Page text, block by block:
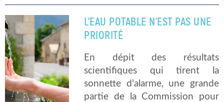
L’EAU POTABLE N’EST PAS UNE
PRIORITÉ
En dépit des résultats
scientifiques qui tirent la
sonnette d’alarme, une grande
partie de la Commission pour